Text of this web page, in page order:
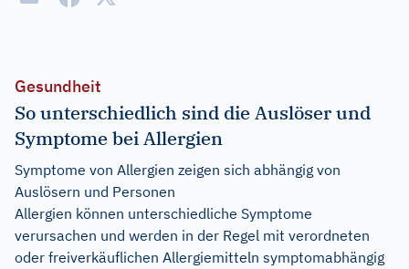
Gesundheit
So unterschiedlich sind die Auslöser und
Symptome bei Allergien
Symptome von Allergien zeigen sich abhängig von
Auslösern und Personen
Allergien können unterschiedliche Symptome
verursachen und werden in der Regel mit verordneten
oder freiverkäuflichen Allergiemitteln symptomabhängig